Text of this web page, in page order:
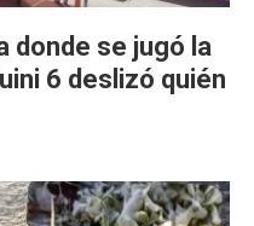
donde se jugó la
6 deslizó quién